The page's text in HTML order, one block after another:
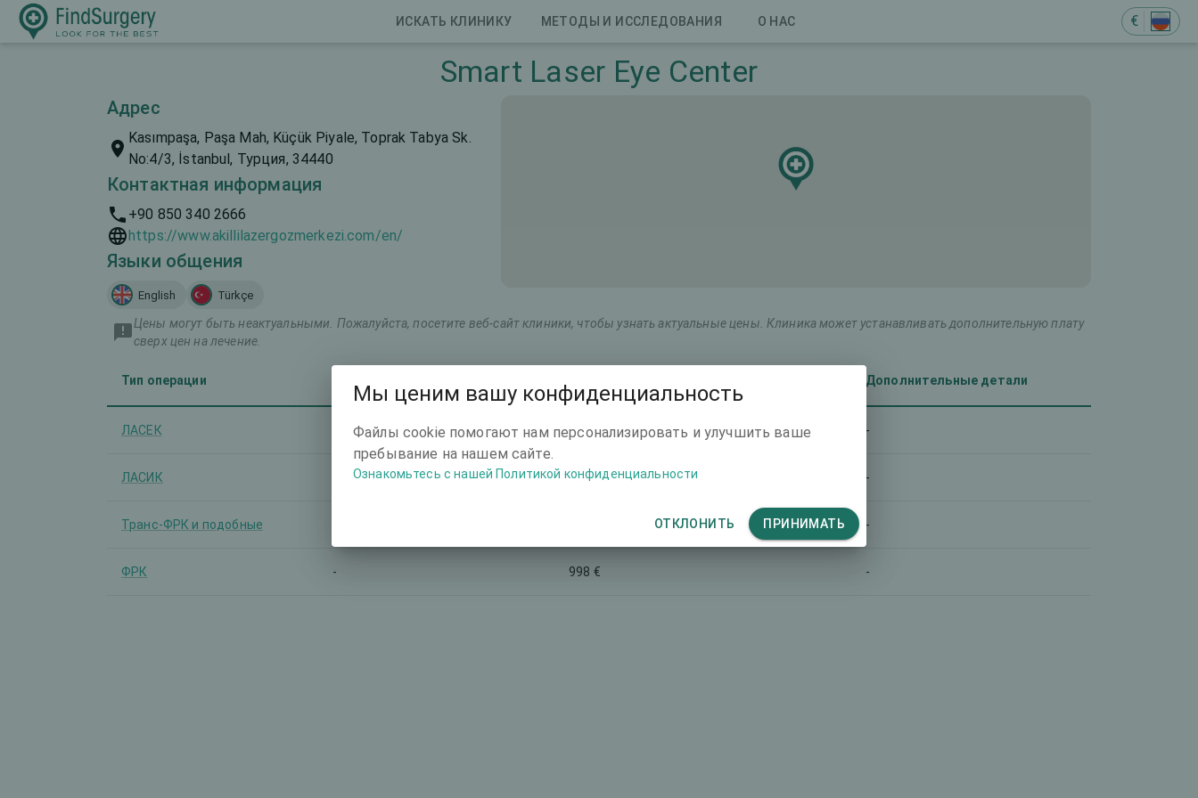
ИСКАТЬ КЛИНИКУ МЕТОДЫ И ИССЛЕДОВАНИЯ О НАС €
Smart Laser Eye Center
Адрес
Kasımpaşa, Paşa Mah, Küçük Piyale, Toprak Tabya Sk.
No:4/3, İstanbul, Турция, 34440
Контактная информация
+90 850 340 2666
https://www.akillilazergozmerkezi.com/en/
Языки общения
English Türkçe
Цены могут быть неактуальными. Пожалуйста, посетите веб-сайт клиники, чтобы узнать актуальные цены. Клиника может устанавливать дополнительную плату
сверх цен на лечение.
Тип операции Дополнительные детали
ЛАСЕК 998 € -
ЛАСИК 1500 € -
Транс-ФРК и подобные -
ФРК - 998 € -
Мы ценим вашу конфиденциальность
Файлы cookie помогают нам персонализировать и улучшить ваше
пребывание на нашем сайте.
Ознакомьтесь с нашей Политикой конфиденциальности
ОТКЛОНИТЬ ПРИНИМАТЬ